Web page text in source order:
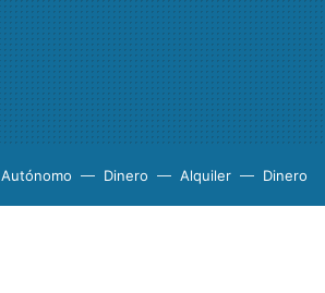
Autónomo Dinero Alquiler Dinero